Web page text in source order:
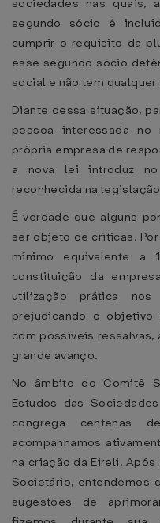
sociedades nas quais,
segundo sócio é
cumprir o requisito da
esse segundo sócio
social e não tem
Diante dessa situação,
pessoa interessada
própria empresa de
a nova lei introduz
reconhecida na
É verdade que alguns
ser objeto de críticas.
mínimo equivalente a
constituição da
utilização prática nos
prejudicando o
com possíveis ressalvas,
grande avanço.
No âmbito do Comitê
Estudos das
congrega centenas
acompanhamos
na criação da Eireli.
Societário, entendemos
sugestões de